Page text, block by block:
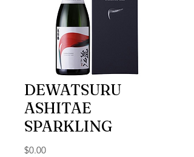
DEWATSURU
ASHITAE
SPARKLING
$0.00価格